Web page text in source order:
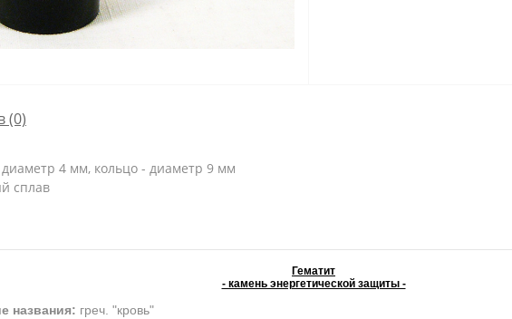
(0)
4 мм, кольцо - диаметр 9 мм
сплав
Гематит
- камень энергетической защиты -
названия: греч. "кровь"